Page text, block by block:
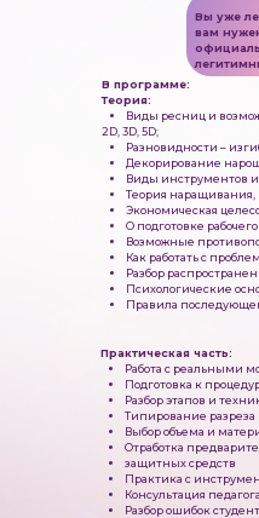
Вы уже
вам
В программе:
Теория:
Виды ресниц и
2D, 3D, 5D;
Разновидности –
Декорирование
Виды инструментов
Теория наращивания,
Экономическая
О подготовке
Возможные
Как работать с
Разбор
Психологические
Правила
Практическая часть:
Работа с реальными
Подготовка к
Разбор этапов и
Типирование разреза
Выбор объема и
Отработка
защитных средств
Практика с
Консультация педагога
Разбор ошибок